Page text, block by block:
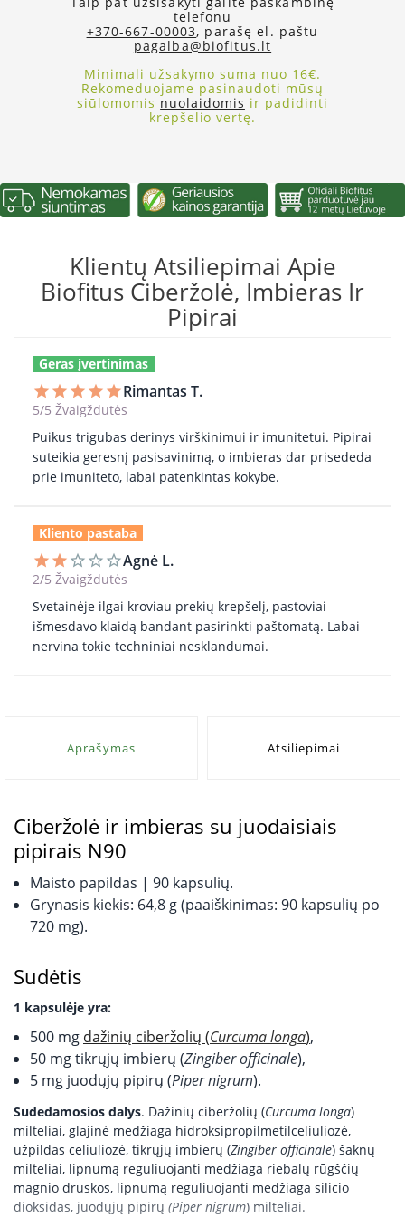
telefonu
+370-667-00003, parašę el. paštu
pagalba@biofitus.lt
Minimali užsakymo suma nuo 16€.
Rekomeduojame pasinaudoti mūsų
siūlomomis nuolaidomis ir padidinti
krepšelio vertę.
Klientų Atsiliepimai Apie
Biofitus Ciberžolė, Imbieras Ir
Pipirai
Geras įvertinimas
star star star star starRimantas T.
5/5 Žvaigždutės
Puikus trigubas derinys virškinimui ir imunitetui. Pipirai
suteikia geresnį pasisavinimą, o imbieras dar prisededa
prie imuniteto, labai patenkintas kokybe.
Kliento pastaba
star star star_border star_border star_borderAgnė L.
2/5 Žvaigždutės
Svetainėje ilgai kroviau prekių krepšelį, pastoviai
išmesdavo klaidą bandant pasirinkti paštomatą. Labai
nervina tokie techniniai nesklandumai.
Aprašymas Atsiliepimai
Ciberžolė ir imbieras su juodaisiais
pipirais N90
Maisto papildas | 90 kapsulių.
Grynasis kiekis: 64,8 g (paaiškinimas: 90 kapsulių po
720 mg).
Sudėtis
1 kapsulėje yra:
500 mg dažinių ciberžolių (Curcuma longa),
50 mg tikrųjų imbierų (Zingiber officinale),
5 mg juodųjų pipirų (Piper nigrum).
Sudedamosios dalys. Dažinių ciberžolių (Curcuma longa)
milteliai, glajinė medžiaga hidroksipropilmetilceliuliozė,
užpildas celiuliozė, tikrųjų imbierų (Zingiber officinale) šaknų
milteliai, lipnumą reguliuojanti medžiaga riebalų rūgščių
magnio druskos, lipnumą reguliuojanti medžiaga silicio
dioksidas, juodųjų pipirų (Piper nigrum) milteliai.